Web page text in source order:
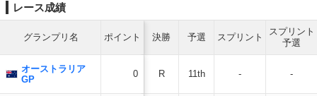
26年からアウディのワークスチームに加わる。エースとしてのコース上で
の活躍はもちろん、チームをワークス体制として成長させていくために、
レース成績
グランプリ名 ポイント 決勝 予選 スプリント
スプリント
予選
オーストラリア
GP
0 R 11th - -